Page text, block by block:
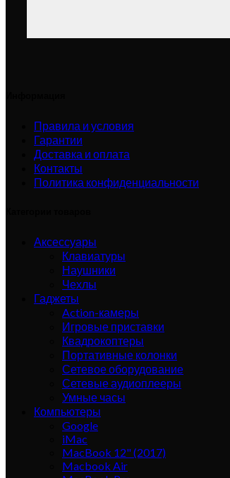
Правила и условия
Гарантии
Доставка и оплата
Контакты
Политика конфиденциальности
Аксессуары
Клавиатуры
Наушники
Чехлы
Гаджеты
Action-камеры
Игровые приставки
Квадрокоптеры
Портативные колонки
Сетевое оборудование
Сетевые аудиоплееры
Умные часы
Компьютеры
Google
iMac
MacBook 12" (2017)
Macbook Air